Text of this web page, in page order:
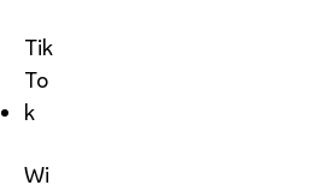
Tik
To
k
Wi